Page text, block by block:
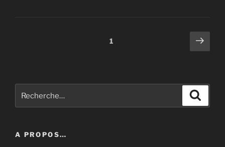
Page1
Page
pour
A PROPOS…